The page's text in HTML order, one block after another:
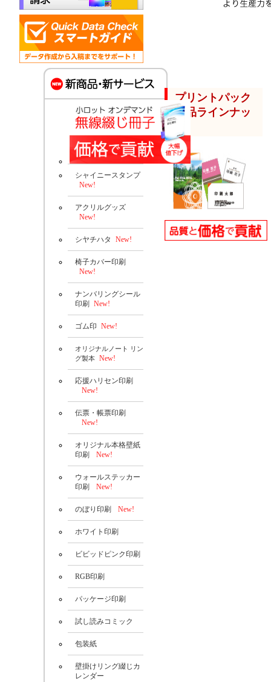
シャイニースタンプ
New!
アクリルグッズ
New!
シヤチハタ New!
椅子カバー印刷
New!
ナンバリングシール
印刷 New!
ゴム印 New!
オリジナルノート リン
グ製本 New!
応援ハリセン印刷
New!
伝票・帳票印刷
New!
オリジナル本格壁紙
印刷
New!
ウォールステッカー
印刷
New!
のぼり印刷 New!
ホワイト印刷
ビビッドピンク印刷
RGB印刷
パッケージ印刷
試し読みコミック
包装紙
壁掛けリング綴じカ
レンダー
プリントパック
商品ラインナッ
プ